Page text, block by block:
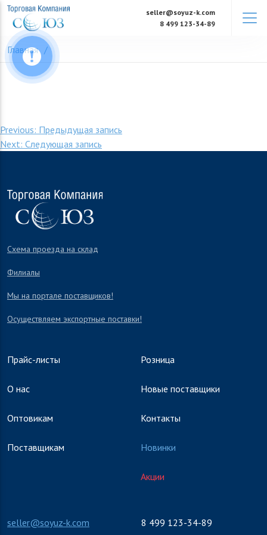
Skip
content
seller@soyuz-k.com
8 499 123-34-89
Главная
Навигация
по
Previous: Предыдущая запись
Next: Следующая запись
Схема проезда на склад
Филиалы
Мы на портале поставщиков!
Осуществляем экспортные поставки!
Прайс-листы
О нас
Оптовикам
Поставщикам
Розница
Новые поставщики
Контакты
Новинки
Акции
seller@soyuz-k.com 8 499 123-34-89